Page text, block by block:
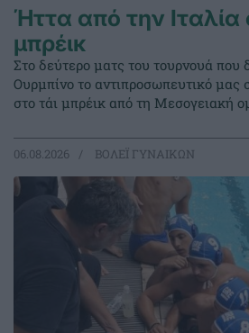
Ήττα από την Ιταλία
μπρέικ
Στο δεύτερο ματς του τουρνουά που
Ουρμπίνο το αντιπροσωπευτικό μας
στο τάι μπρέικ από τη Μεσογειακή
06.08.2026 ΒΟΛΕΪ ΓΥΝΑΙΚΩΝ